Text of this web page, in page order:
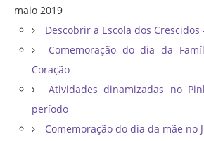
maio 2019
Descobrir a Escola dos Crescidos
Comemoração do dia da
Coração
Atividades dinamizadas no
período
Comemoração do dia da mãe no